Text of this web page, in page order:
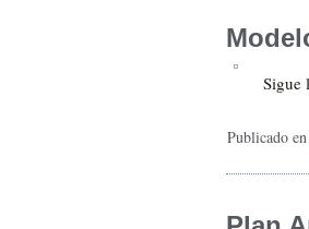
Sigue
Publicado en